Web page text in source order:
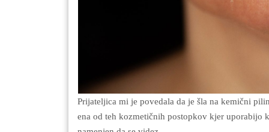
Prijateljica mi je povedala da je šla na kemični piling s katerim je bila zelo zadovoljna. Namreč kemični piling je
ena od teh kozmetičnih postopkov kjer uporabijo